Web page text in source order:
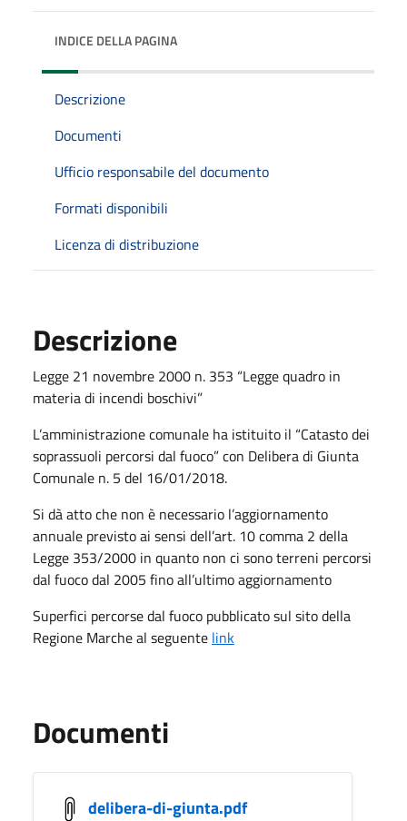
INDICE DELLA PAGINA
Descrizione
Documenti
Ufficio responsabile del documento
Formati disponibili
Licenza di distribuzione
Descrizione
Legge 21 novembre 2000 n. 353 “Legge quadro in
materia di incendi boschivi”
L’amministrazione comunale ha istituito il “Catasto dei
soprassuoli percorsi dal fuoco” con Delibera di Giunta
Comunale n. 5 del 16/01/2018.
Si dà atto che non è necessario l’aggiornamento
annuale previsto ai sensi dell’art. 10 comma 2 della
Legge 353/2000 in quanto non ci sono terreni percorsi
dal fuoco dal 2005 fino all’ultimo aggiornamento
Superfici percorse dal fuoco pubblicato sul sito della
Regione Marche al seguente link
Documenti
delibera-di-giunta.pdf